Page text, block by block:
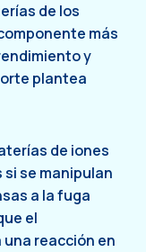
de los
más
y
plantea
de iones
se manipulan
a la fuga
el
reacción en